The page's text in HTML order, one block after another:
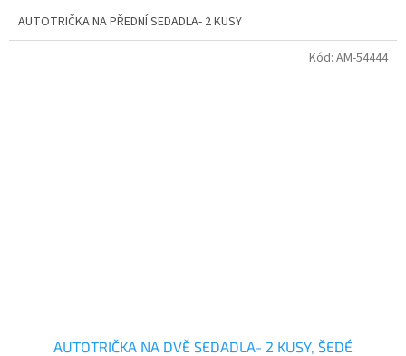
AUTOTRIČKA NA PŘEDNÍ SEDADLA- 2 KUSY
AUTOTRIČKA NA DVĚ SEDADLA- 2 KUSY, ŠEDÉ
Kód: AM-54444